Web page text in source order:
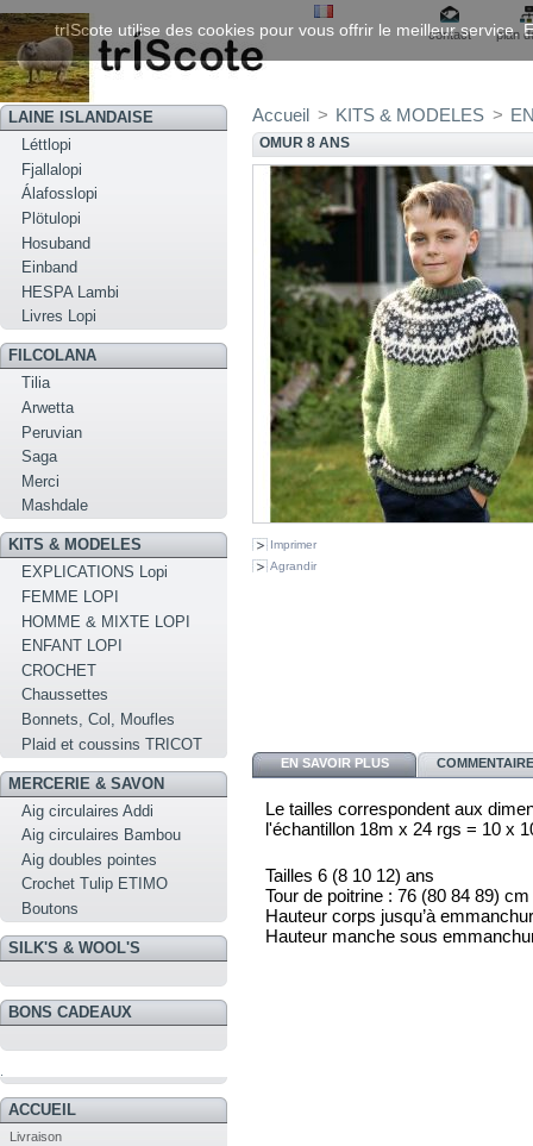
contact plan
LAINE ISLANDAISE
Léttlopi
Fjallalopi
Álafosslopi
Plötulopi
Hosuband
Einband
HESPA Lambi
Livres Lopi
FILCOLANA
Tilia
Arwetta
Peruvian
Saga
Merci
Mashdale
KITS & MODELES
EXPLICATIONS Lopi
FEMME LOPI
HOMME & MIXTE LOPI
ENFANT LOPI
CROCHET
Chaussettes
Bonnets, Col, Moufles
Plaid et coussins TRICOT
MERCERIE & SAVON
Aig circulaires Addi
Aig circulaires Bambou
Aig doubles pointes
Crochet Tulip ETIMO
Boutons
SILK'S & WOOL'S
BONS CADEAUX
ACCUEIL
Livraison
Accueil > KITS & MODELES >
OMUR 8 ANS
Imprimer
Agrandir
EN SAVOIR PLUS
Le tailles correspondent aux
l'échantillon 18m x 24 rgs = 10 x
Tailles 6 (8 10 12) ans
Tour de poitrine : 76 (80 84 89) cm
Hauteur corps jusqu’à
Hauteur manche sous
trIScote utilise des cookies pour vous offrir le meilleur